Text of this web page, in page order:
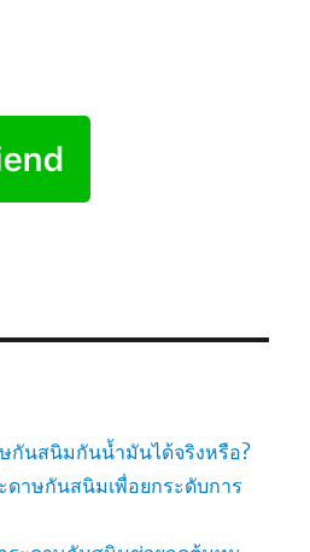
กันสนิมกันน้ำมันได้จริงหรือ?
ดาษกันสนิมเพื่อยกระดับการ